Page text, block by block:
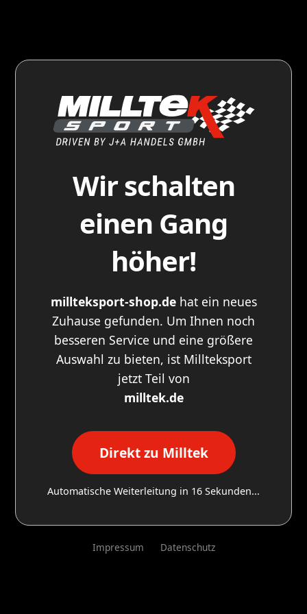
Wir schalten
einen Gang
höher!
millteksport-shop.dehat ein neues
Zuhause gefunden. Um Ihnen noch
besseren Service und eine größere
Auswahl zu bieten, ist Millteksport
jetzt Teil von
milltek.de
Direkt zu Milltek
Automatische Weiterleitung in 16 Sekunden...
Impressum Datenschutz